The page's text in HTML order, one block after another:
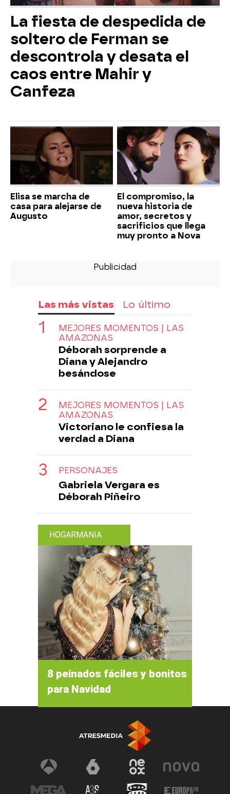
La fiesta de despedida de
soltero de Ferman se
descontrola y desata el
caos entre Mahir y
Canfeza
Elisa se marcha de
casa para alejarse de
Augusto
El compromiso, la
nueva historia de
amor, secretos y
sacrificios que llega
muy pronto a Nova
Las más vistas Lo último
MEJORES MOMENTOS | LAS
AMAZONAS
Déborah sorprende a
Diana y Alejandro
besándose
MEJORES MOMENTOS | LAS
AMAZONAS
Victoriano le confiesa la
verdad a Diana
PERSONAJES
Gabriela Vergara es
Déborah Piñeiro
HOGARMANIA
8 peinados fáciles y bonitos
para Navidad